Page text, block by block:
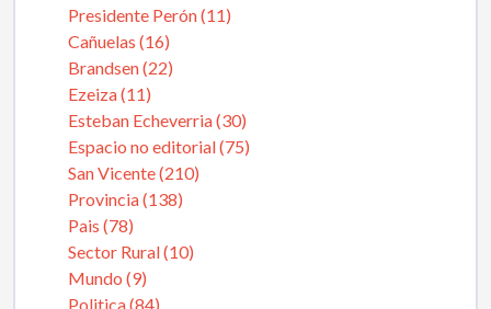
Presidente Perón (11)
Cañuelas (16)
Brandsen (22)
Ezeiza (11)
Esteban Echeverria (30)
Espacio no editorial (75)
San Vicente (210)
Provincia (138)
Pais (78)
Sector Rural (10)
Mundo (9)
Politica (84)